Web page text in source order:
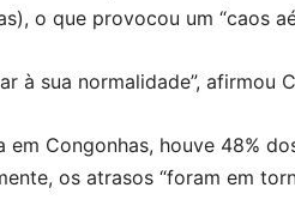
o que provocou um “caos
à sua normalidade”, afirmou
Congonhas, houve 48%
os atrasos “foram em